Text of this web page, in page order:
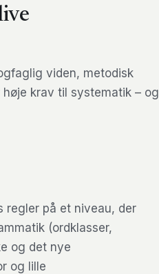
viden, metodisk
krav til systematik – og
regler på et niveau, der
(ordklasser,
og det nye
og lille